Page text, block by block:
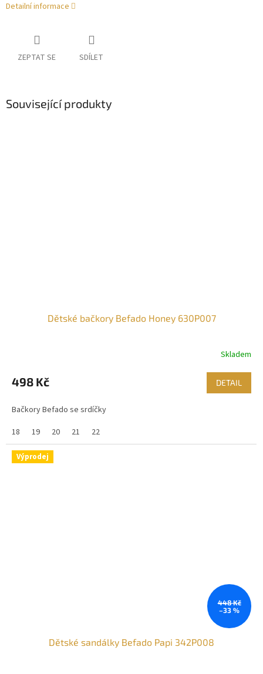
Detailní informace
ZEPTAT SE SDÍLET
Související produkty
Dětské bačkory Befado Honey 630P007
Skladem
498 Kč DETAIL
Bačkory Befado se srdíčky
18
19 20 21 22
Výprodej
448 Kč
–33 %
Dětské sandálky Befado Papi 342P008